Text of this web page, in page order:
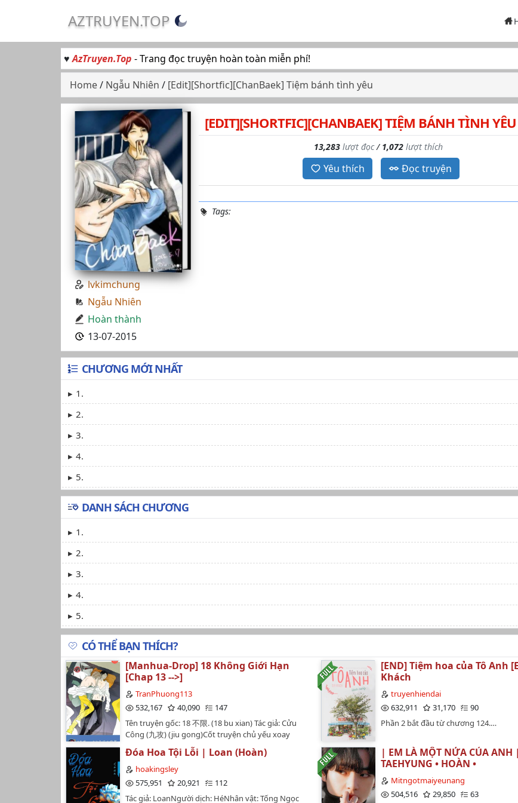
AZTRUYEN.TOP
♥AzTruyen.Top - Trang đọc truyện hoàn toàn miễn phí!
Home/ Ngẫu Nhiên / [Edit][Shortfic][ChanBaek] Tiệm bánh tình yêu
lvkimchung
Ngẫu Nhiên
Hoàn thành
13-07-2015
[EDIT][SHORTFIC][CHANBAEK] TIỆM BÁNH TÌNH YÊU
13,283 lượt đọc/ 1,072 lượt thích
Yêu thích Đọc truyện
Tags:
CHƯƠNG MỚI NHẤT
1.
2.
3.
4.
5.
DANH SÁCH CHƯƠNG
1.
2.
3.
4.
5.
CÓ THỂ BẠN THÍCH?
[Manhua-Drop] 18 Không Giới Hạn
[Chap 13 -->]
TranPhuong113
532,167
40,090
147
Tên truyện gốc: 18 不限. (18 bu xian) Tác giả: Cửu
Công (九攻) (jiu gong)Cốt truyện chủ yếu xoay
quanh đời sống của hai thanh niên Kim Trảm và Dụ
Thụ, được biết là CP nam x nam tuyệt vời nhất của
cả lớp (cả trường) trong mắt toàn thể hủ nữ, hủ
nam. 1 thằng thì tính cách bỉ bựa, nhầy nhụa. Một
[END] Tiệm hoa của Tô Anh
Khách
truyenhiendai
632,911
31,170
90
Phần 2 bắt đầu từ chương 124.…
Đóa Hoa Tội Lỗi | Loan (Hoàn)
hoakingsley
575,951
20,921
112
Tác giả: LoanNgười dịch: HéNhân vật: Tống Ngọc
| EM LÀ MỘT NỬA CỦA ANH
TAEHYUNG • HOÀN •
Mitngotmaiyeunang
504,516
29,850
63